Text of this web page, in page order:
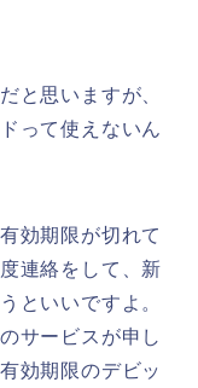
と思いますが、
って使えないん
効期限が切れて
連絡をして、新
といいですよ。
サービスが申し
効期限のデビッ